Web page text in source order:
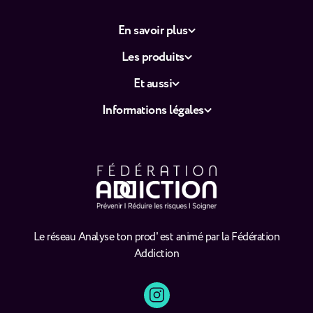
Le réseau Analyse ton prod' est animé par la Fédération
Addiction
En savoir plus
Les produits
Et aussi
Informations légales